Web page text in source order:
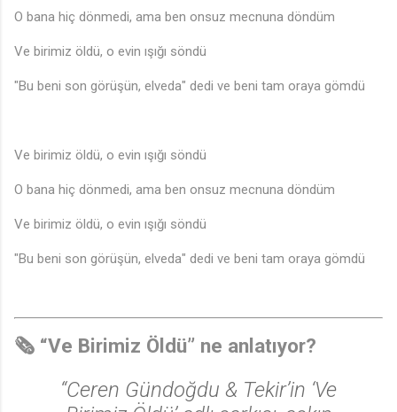
O bana hiç dönmedi, ama ben onsuz mecnuna döndüm
Ve birimiz öldü, o evin ışığı söndü
"Bu beni son görüşün, elveda" dedi ve beni tam oraya gömdü
Ve birimiz öldü, o evin ışığı söndü
O bana hiç dönmedi, ama ben onsuz mecnuna döndüm
Ve birimiz öldü, o evin ışığı söndü
"Bu beni son görüşün, elveda" dedi ve beni tam oraya gömdü
🗞️ “Ve Birimiz Öldü” ne anlatıyor?
“Ceren Gündoğdu & Tekir’in ‘Ve